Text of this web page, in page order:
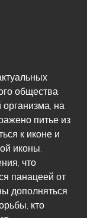
общества.
на
питье из
к иконе и
иконы,
что
панацеей от
дополняться
кто